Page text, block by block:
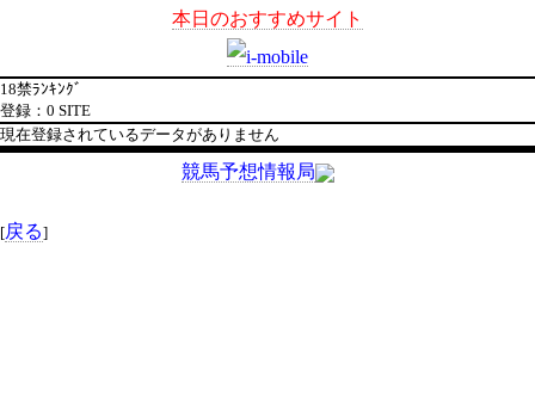
本日のおすすめサイト
18禁ﾗﾝｷﾝｸﾞ
登録：0 SITE
現在登録されているデータがありません
競馬予想情報局
[戻る]